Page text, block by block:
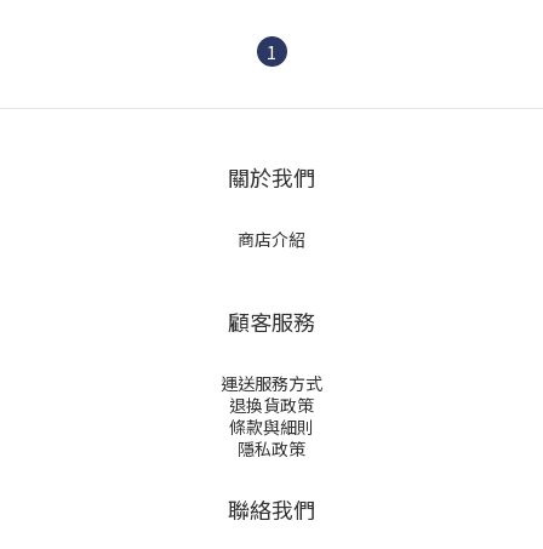
1
關於我們
商店介紹
顧客服務
運送服務方式
退換貨政策
條款與細則
隱私政策
聯絡我們